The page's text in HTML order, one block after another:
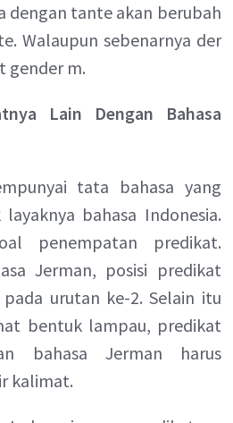
dengan tante akan berubah
Walaupun sebenarnya der
gender m.
Lain Dengan Bahasa
tata bahasa yang
bahasa Indonesia.
penempatan predikat.
Jerman, posisi predikat
urutan ke-2. Selain itu
bentuk lampau, predikat
bahasa Jerman harus
kalimat.